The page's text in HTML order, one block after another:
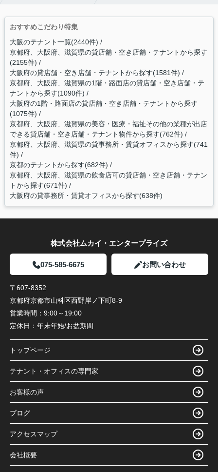
おすすめこだわり特集
大阪のテナント一覧(2440件)
京都府、大阪府、滋賀県の貸店舗・空き店舗・テナントから探す
(2155件)
大阪府の貸店舗・空き店舗・テナントから探す(1581件)
京都府、大阪府、滋賀県の1階・路面店の貸店舗・空き店舗・テ
ナントから探す(1090件)
大阪府の1階・路面店の貸店舗・空き店舗・テナントから探す
(1075件)
京都府、大阪府、滋賀県の美容・医療・福祉その他の業種が出店
できる貸店舗・空き店舗・テナント物件から探す(762件)
京都府、大阪府、滋賀県の貸事務所・賃貸オフィスから探す(741
件)
京都のテナントから探す(682件)
京都府、大阪府、滋賀県の飲食店可の貸店舗・空き店舗・テナン
トから探す(671件)
大阪府の貸事務所・賃貸オフィスから探す(638件)
株式会社ムカイ・エンタープライズ
075-585-6675 お問い合わせ
〒607-8352
京都府京都市山科区西野岸ノ下町8-9
営業時間： 9:00～19:00
定休日： 年末年始/お盆期間
トップページ
テナント・オフィスの専門家
お客様の声
ブログ
アクセスマップ
会社概要